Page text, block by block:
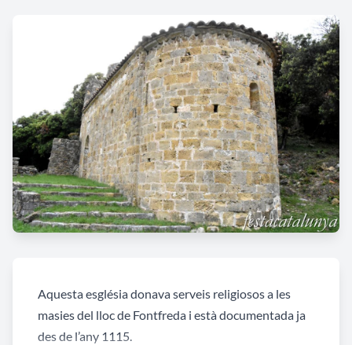
Aquesta església donava serveis religiosos a les
masies del lloc de Fontfreda i està documentada ja
des de l’any 1115.